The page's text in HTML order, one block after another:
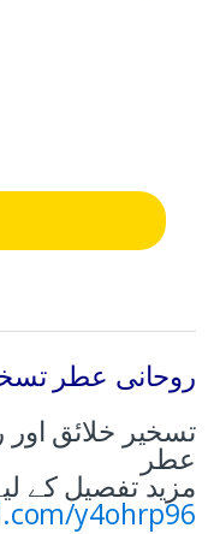
روحانی عطر
تسخیر خلائق
عطر
مزید تفصیل کے
y4ohrp96